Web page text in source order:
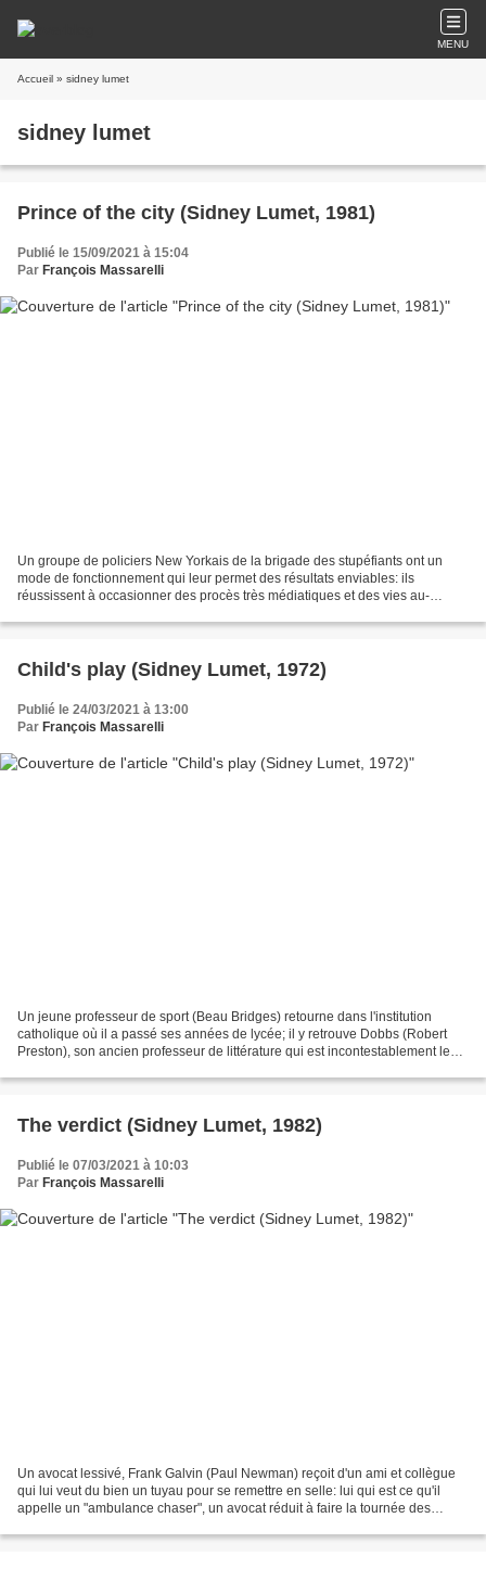
MENU
Accueil » sidney lumet
sidney lumet
Prince of the city (Sidney Lumet, 1981)
Publié le 15/09/2021 à 15:04
Par François Massarelli
Un groupe de policiers New Yorkais de la brigade des stupéfiants ont un
mode de fonctionnement qui leur permet des résultats enviables: ils
réussissent à occasionner des procès très médiatiques et des vies au-
Child's play (Sidney Lumet, 1972)
Publié le 24/03/2021 à 13:00
Par François Massarelli
Un jeune professeur de sport (Beau Bridges) retourne dans l'institution
catholique où il a passé ses années de lycée; il y retrouve Dobbs (Robert
Preston), son ancien professeur de littérature qui est incontestablement le
The verdict (Sidney Lumet, 1982)
Publié le 07/03/2021 à 10:03
Par François Massarelli
Un avocat lessivé, Frank Galvin (Paul Newman) reçoit d'un ami et collègue
qui lui veut du bien un tuyau pour se remettre en selle: lui qui est ce qu'il
appelle un "ambulance chaser", un avocat réduit à faire la tournée des